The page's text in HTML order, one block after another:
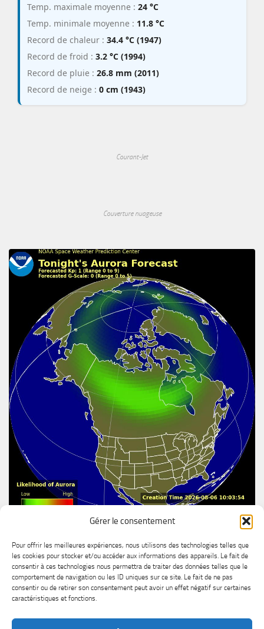
Gérer le consentement
Pour offrir les meilleures expériences, nous utilisons des technologies telles que
les cookies pour stocker et/ou accéder aux informations des appareils. Le fait de
consentir à ces technologies nous permettra de traiter des données telles que le
comportement de navigation ou les ID uniques sur ce site. Le fait de ne pas
consentir ou de retirer son consentement peut avoir un effet négatif sur certaines
caractéristiques et fonctions.
Temp. maximale moyenne : 24 °C
Temp. minimale moyenne : 11.8 °C
Record de chaleur : 34.4 °C (1947)
Record de froid : 3.2 °C (1994)
Record de pluie : 26.8 mm (2011)
Record de neige : 0 cm (1943)
Courant-Jet
Couverture nuageuse